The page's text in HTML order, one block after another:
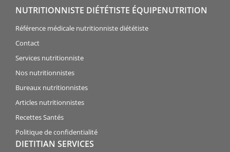
NUTRITIONNISTE DIÉTÉTISTE ÉQUIPENUTRITION
Référence médicale nutritionniste diététiste
Contact
Services nutritionniste
Nos nutritionnistes
Bureaux nutritionnistes
Articles nutritionnistes
Recettes Santés
Politique de confidentialité
DIETITIAN SERVICES